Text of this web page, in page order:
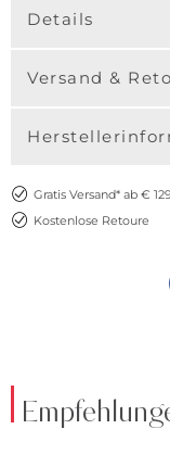
Details
Versand &
Gratis Versand* ab €
Kostenlose Retoure